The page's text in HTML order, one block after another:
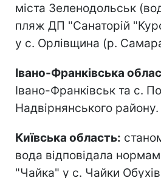
міста Зеленодольськ
пляж ДП "Санаторій
у с. Орлівщина (р.
Івано-Франківська
Івано-Франківськ та с.
Надвірнянського району.
Київська область:
вода відповідала
"Чайка" у с. Чайки